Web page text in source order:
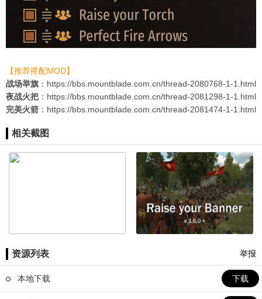
【推荐搭配MOD】
战场举旗 ： https://bbs.mountblade.com.cn/thread-2080768-1-1.html
夜战火把 ： https://bbs.mountblade.com.cn/thread-2081298-1-1.html
完美火箭 ： https://bbs.mountblade.com.cn/thread-2081474-1-1.html
相关截图
资源列表 举报
本地下载 下载